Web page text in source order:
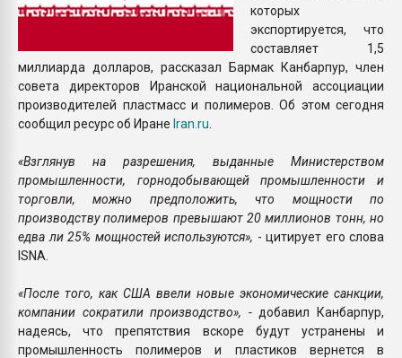
которых
экспортируется, что
составляет 1,5
миллиарда долларов, рассказал Бармак Канбарпур, член
совета директоров Иранской национальной ассоциации
производителей пластмасс и полимеров. Об этом сегодня
сообщил ресурс об Иране Iran.ru
«Взглянув на разрешения, выданные Министерством
промышленности, горнодобывающей промышленности и
торговли, можно предположить, что мощности по
производству полимеров превышают 20 миллионов тонн, но
едва ли 25% мощностей используются», - цитирует его слова
ISNA.
«После того, как США ввели новые экономические санкции,
компании сократили производство», -добавил Канбарпур,
надеясь, что препятствия вскоре будут устранены и
промышленность полимеров и пластиков вернется в